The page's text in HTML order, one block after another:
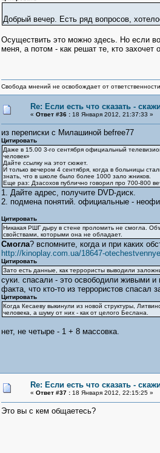
Добрый вечер. Есть ряд вопросов,
Осуществить это можно здесь. Но если
меня, а потом - как решат те, кто захочет
Свобода мнений не освобождает от
Re: Если есть что сказать -
« Ответ #36 :18 Января 2012, 21:37:33 »
из переписки с Милашиной befree77
Цитировать
Даже в 15.00 3-го сентября официальный
человек»
Дайте ссылку на этот сюжет.
И только вечером 4 сентября, когда в больницы
знать, что в школе было более 1000 зало жников.
Еще раз: Дзасохов публично говорил про 700-800
1. Дайте адрес, получите DVD-диск.
2. подмена понятий. официальные -
Цитировать
Никакая РШГ дыру в стене проломить не смогла.
свойствами, которыми она не обладает.
Смогла? вспомните, когда и при каких
http://kinoplay.com.ua/18647-
Цитировать
Зато есть данные, как террористы выводили
суки. спасали - это освободили живыми и
факта, что кто-то из террористов спасал
Цитировать
Когда Кесаеву выкинули из новой структуры,
человека, а шуму от них - как от целого Беслана.
нет, не четыре - 1 + 8 массовка.
Re: Если есть что сказать -
« Ответ #37 :18 Января 2012, 22:15:25 »
Это вы с кем общаетесь?